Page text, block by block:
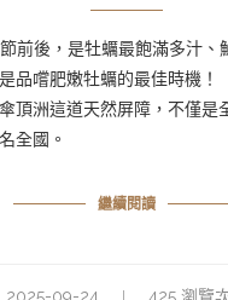
前後，是牡蠣最飽滿多汁、
品嚐肥嫩牡蠣的最佳時機！
頂洲這道天然屏障，不僅是
全國。
繼續閱讀